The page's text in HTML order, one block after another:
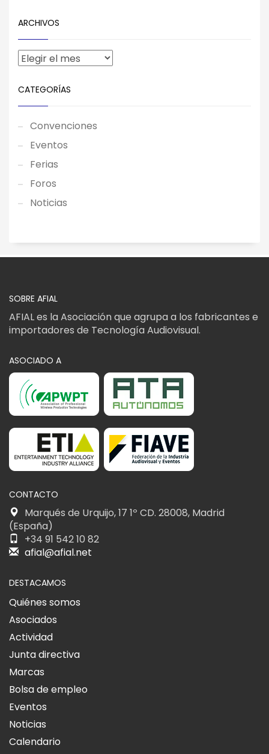
ARCHIVOS
CATEGORÍAS
Convenciones
Eventos
Ferias
Foros
Noticias
SOBRE AFIAL
AFIAL es la Asociación que agrupa a los fabricantes e
importadores de Tecnología Audiovisual.
ASOCIADO A
CONTACTO
Marqués de Urquijo, 17 1º CD. 28008, Madrid
(España)
+34 91 542 10 82
afial@afial.net
DESTACAMOS
Quiénes somos
Asociados
Actividad
Junta directiva
Marcas
Bolsa de empleo
Eventos
Noticias
Calendario